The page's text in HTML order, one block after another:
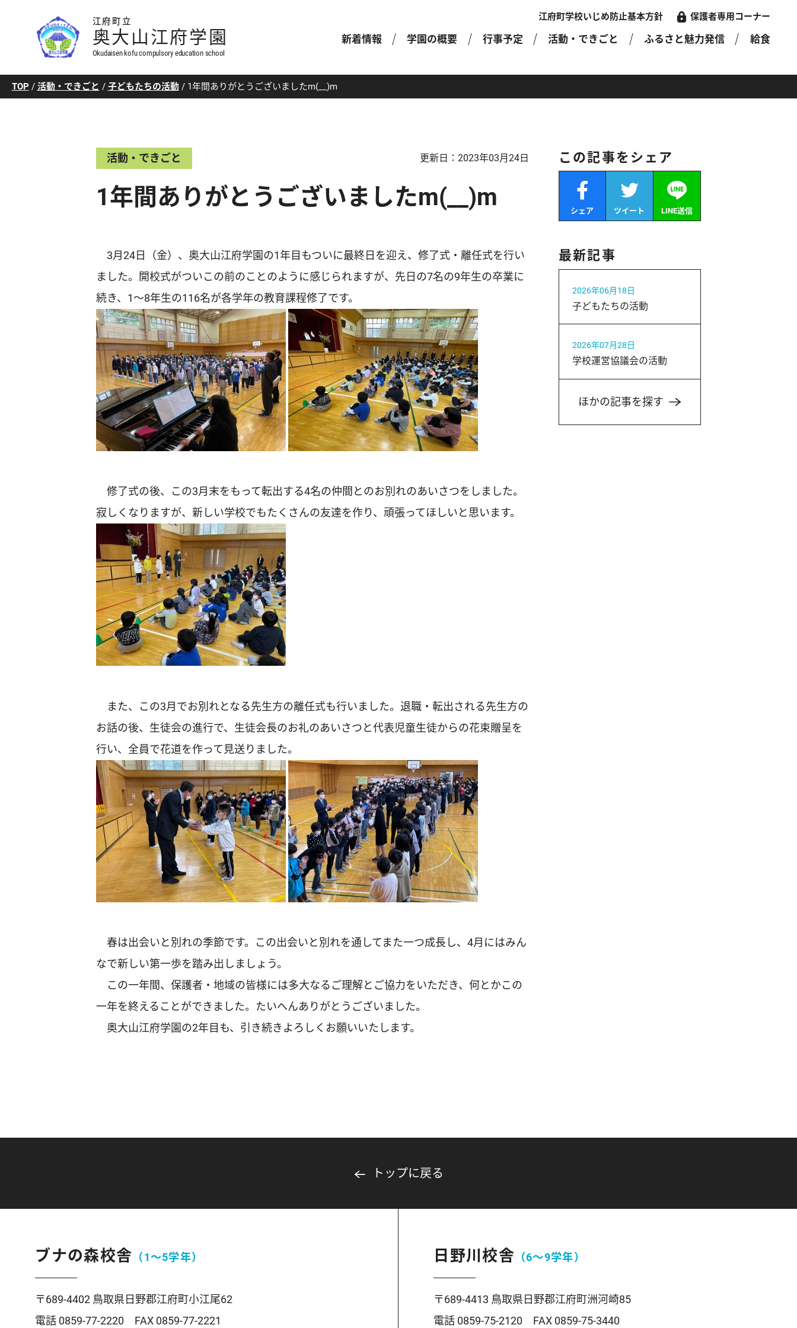
江府町立
奥大山江府学園
Okudaisen kofu compulsory education school
江府町学校いじめ防止基本方針 保護者専用コーナー
新着情報 学園の概要 行事予定 活動・できごと ふるさと魅力発信 給食
TOP / 活動・できごと / 子どもたちの活動/ 1年間ありがとうございましたm(__)m
活動・できごと 更新日： 2023年03月24日
1年間ありがとうございましたm(__)m
3月24日（金）、奥大山江府学園の1年目もついに最終日を迎え、修了式・離任式を行い
ました。開校式がついこの前のことのように感じられますが、先日の7名の9年生の卒業に
続き、1～8年生の116名が各学年の教育課程修了です。
修了式の後、この3月末をもって転出する4名の仲間とのお別れのあいさつをしました。
寂しくなりますが、新しい学校でもたくさんの友達を作り、頑張ってほしいと思います。
また、この3月でお別れとなる先生方の離任式も行いました。退職・転出される先生方の
お話の後、生徒会の進行で、生徒会長のお礼のあいさつと代表児童生徒からの花束贈呈を
行い、全員で花道を作って見送りました。
春は出会いと別れの季節です。この出会いと別れを通してまた一つ成長し、4月にはみん
なで新しい第一歩を踏み出しましょう。
この一年間、保護者・地域の皆様には多大なるご理解とご協力をいただき、何とかこの
一年を終えることができました。たいへんありがとうございました。
奥大山江府学園の2年目も、引き続きよろしくお願いいたします。
この記事をシェア
シェア ツイート LINE送信
最新記事
2026年06月18日
子どもたちの活動
2026年07月28日
学校運営協議会の活動
ほかの記事を探す
トップに戻る
ブナの森校舎 （1〜5学年）
〒689-4402 鳥取県日野郡江府町小江尾62
電話 0859-77-2220 FAX 0859-77-2221
日野川校舎 （6〜9学年）
〒689-4413 鳥取県日野郡江府町洲河崎85
電話 0859-75-2120 FAX 0859-75-3440